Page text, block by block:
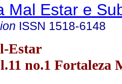
Mal Estar e
ISSN 1518-6148
Estar
no.1 Fortaleza